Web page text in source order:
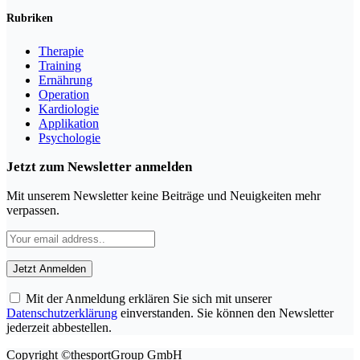
Rubriken
Therapie
Training
Ernährung
Operation
Kardiologie
Applikation
Psychologie
Jetzt zum Newsletter anmelden
Mit unserem Newsletter keine Beiträge und Neuigkeiten mehr
verpassen.
Mit der Anmeldung erklären Sie sich mit unserer
Datenschutzerklärung einverstanden. Sie können den Newsletter
jederzeit abbestellen.
Copyright ©thesportGroup GmbH